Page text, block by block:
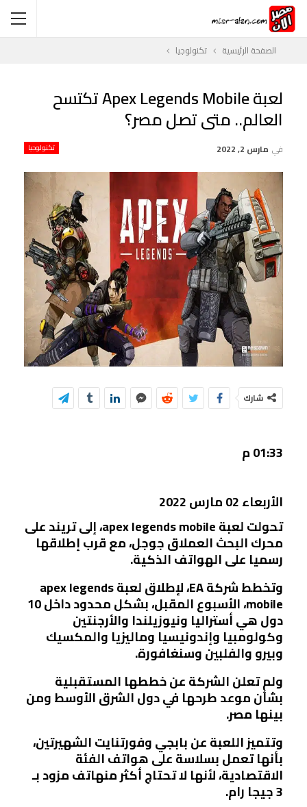
الصفحة الرئيسية تكنولوجيا
لعبة Apex Legends Mobile تكتسح
العالم.. متى تصل مصر؟
تكنولوجيا في مارس 2, 2022
شارك
01:33 م
الأربعاء 02 مارس 2022
تحولت لعبة apex legends mobile، إلى تريند على
محرك البحث العملاق جوجل، مع قرب إطلاقها
رسميا على الهواتف الذكية.
وتخطط شركة EA، لإطلاق لعبة apex legends
mobile، الأسبوع المقبل، بشكل محدود داخل 10
دول هي أستراليا ونيوزيلندا والأرجنتين
وكولومبيا وإندونيسيا وماليزيا والمكسيك
وبيرو والفلبين وسنغافورة.
ولم تعلن الشركة عن خططها المستقبلية
بشأن موعد طرحها في دول الشرق الأوسط ومن
بينها مصر.
وتتميز اللعبة عن بابجي وفورتنايت الشهيرتين،
بأنها تعمل بسلاسة على هواتف الفئة
الاقتصادية، لأنها لا تحتاج أكثر منهاتف مزود بـ
3 جيجا رام.